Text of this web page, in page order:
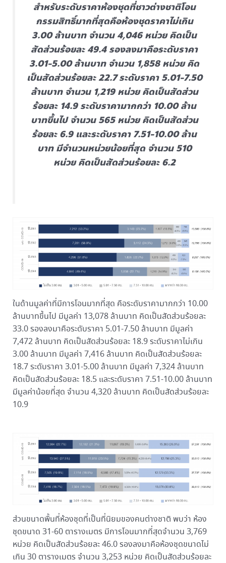
สำหรับระดับราคาห้องชุดที่ชาวต่างชาติโอน
กรรมสิทธิ์มากที่สุดคือห้องชุดราคาไม่เกิน
3.00 ล้านบาท จำนวน 4,046 หน่วย คิดเป็น
สัดส่วนร้อยละ 49.4 รองลงมาคือระดับราคา
3.01-5.00 ล้านบาท จำนวน 1,858 หน่วย คิด
เป็นสัดส่วนร้อยละ 22.7 ระดับราคา 5.01-7.50
ล้านบาท จำนวน 1,219 หน่วย คิดเป็นสัดส่วน
ร้อยละ 14.9 ระดับราคามากกว่า 10.00 ล้าน
บาทขึ้นไป จำนวน 565 หน่วย คิดเป็นสัดส่วน
ร้อยละ 6.9 และระดับราคา 7.51-10.00 ล้าน
บาท มีจำนวนหน่วยน้อยที่สุด จำนวน 510
หน่วย คิดเป็นสัดส่วนร้อยละ 6.2
ในด้านมูลค่าที่มีการโอนมากที่สุด คือระดับราคามากกว่า 10.00
ล้านบาทขึ้นไป มีมูลค่า 13,078 ล้านบาท คิดเป็นสัดส่วนร้อยละ
33.0 รองลงมาคือระดับราคา 5.01-7.50 ล้านบาท มีมูลค่า
7,472 ล้านบาท คิดเป็นสัดส่วนร้อยละ 18.9 ระดับราคาไม่เกิน
3.00 ล้านบาท มีมูลค่า 7,416 ล้านบาท คิดเป็นสัดส่วนร้อยละ
18.7 ระดับราคา 3.01-5.00 ล้านบาท มีมูลค่า 7,324 ล้านบาท
คิดเป็นสัดส่วนร้อยละ 18.5 และระดับราคา 7.51-10.00 ล้านบาท
มีมูลค่าน้อยที่สุด จำนวน 4,320 ล้านบาท คิดเป็นสัดส่วนร้อยละ
10.9
ส่วนขนาดพื้นที่ห้องชุดที่เป็นที่นิยมของคนต่างชาติ พบว่า ห้อง
ชุดขนาด 31-60 ตารางเมตร มีการโอนมากที่สุดจำนวน 3,769
หน่วย คิดเป็นสัดส่วนร้อยละ 46.0 รองลงมาคือห้องชุดขนาดไม่
เกิน 30 ตารางเมตร จำนวน 3,253 หน่วย คิดเป็นสัดส่วนร้อยละ